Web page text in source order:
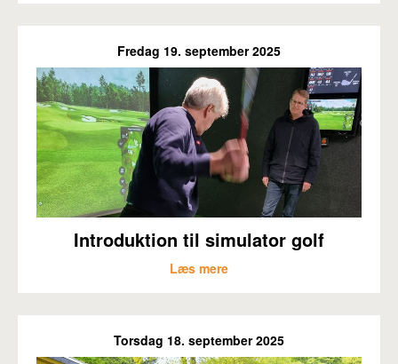
Fredag 19. september 2025
Introduktion til simulator golf
Læs mere
Torsdag 18. september 2025